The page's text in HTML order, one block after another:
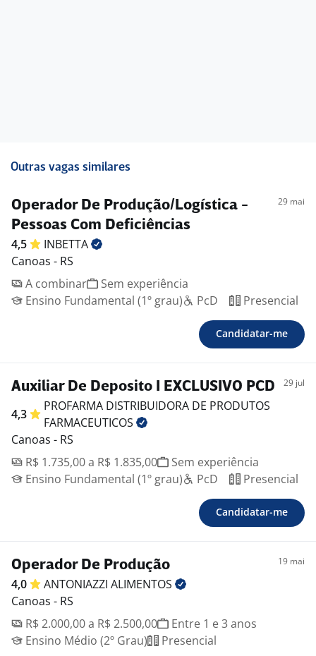
Outras vagas similares
Operador De Produção/Logística -
Pessoas Com Deficiências
29 mai
4,5
INBETTA
Canoas - RS
A combinar
Sem experiência
Ensino Fundamental (1º grau)
PcD Presencial
Candidatar-me
Auxiliar De Deposito I EXCLUSIVO PCD 29 jul
4,3
PROFARMA DISTRIBUIDORA DE PRODUTOS
FARMACEUTICOS
Canoas - RS
R$ 1.735,00 a R$ 1.835,00
Sem experiência
Ensino Fundamental (1º grau)
PcD Presencial
Candidatar-me
Operador De Produção 19 mai
4,0 ANTONIAZZI ALIMENTOS
Canoas - RS
R$ 2.000,00 a R$ 2.500,00
Entre 1 e 3 anos
Ensino Médio (2º Grau)
Presencial